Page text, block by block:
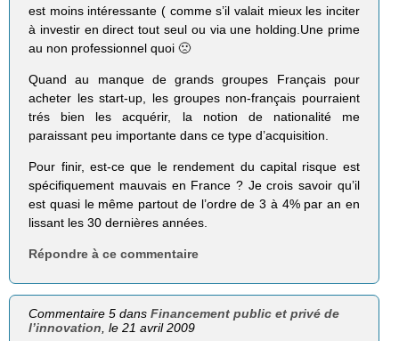
est moins intéressante ( comme s’il valait mieux les inciter
à investir en direct tout seul ou via une holding.Une prime
au non professionnel quoi 🙁
Quand au manque de grands groupes Français pour
acheter les start-up, les groupes non-français pourraient
trés bien les acquérir, la notion de nationalité me
paraissant peu importante dans ce type d’acquisition.
Pour finir, est-ce que le rendement du capital risque est
spécifiquement mauvais en France ? Je crois savoir qu’il
est quasi le même partout de l’ordre de 3 à 4% par an en
lissant les 30 dernières années.
Répondre à ce commentaire
Commentaire 5 dansFinancement public et privé de
l’innovation, le 21 avril 2009